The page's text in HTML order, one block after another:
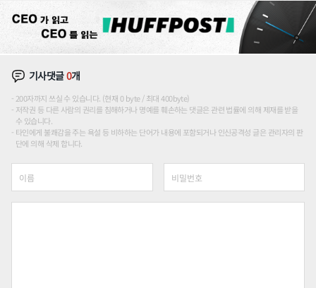
기사댓글0개
200자까지 쓰실 수 있습니다. (현재 0 byte / 최대 400byte)
저작권 등 다른 사람의 권리를 침해하거나 명예를 훼손하는 댓글은 관련 법률에 의해 제재를 받을
수 있습니다.
타인에게 불쾌감을 주는 욕설 등 비하하는 단어가 내용에 포함되거나 인신공격성 글은 관리자의 판
단에 의해 삭제 합니다.